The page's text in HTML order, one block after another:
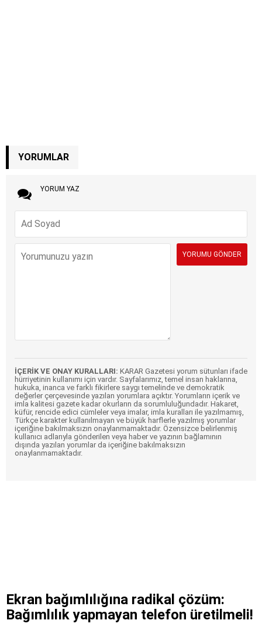
YORUMLAR
YORUM YAZ
İÇERİK VE ONAY KURALLARI: KARAR Gazetesi yorum sütunları ifade
hürriyetinin kullanımı için vardır. Sayfalarımız, temel insan haklarına,
hukuka, inanca ve farklı fikirlere saygı temelinde ve demokratik
değerler çerçevesinde yazılan yorumlara açıktır. Yorumların içerik ve
imla kalitesi gazete kadar okurların da sorumluluğundadır. Hakaret,
küfür, rencide edici cümleler veya imalar, imla kuralları ile yazılmamış,
Türkçe karakter kullanılmayan ve büyük harflerle yazılmış yorumlar
içeriğine bakılmaksızın onaylanmamaktadır. Özensizce belirlenmiş
kullanıcı adlarıyla gönderilen veya haber ve yazının bağlamının
dışında yazılan yorumlar da içeriğine bakılmaksızın
onaylanmamaktadır.
Ekran bağımlılığına radikal çözüm:
Bağımlılık yapmayan telefon üretilmeli!